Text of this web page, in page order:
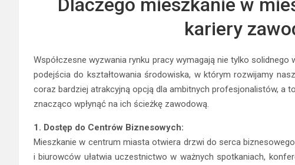
Dlaczego mieszkanie w
kariery
Współczesne wyzwania rynku pracy wymagają nie tylko
podejścia do kształtowania środowiska, w którym rozwijamy
coraz bardziej atrakcyjną opcją dla ambitnych profesjonalistów, a
znacząco wpłynąć na ich ścieżkę zawodową.
1. Dostęp do Centrów Biznesowych:
Mieszkanie w centrum miasta otwiera drzwi do serca
i biurowców ułatwia uczestnictwo w ważnych spotkaniach,